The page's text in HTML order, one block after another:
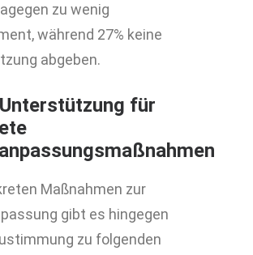
zu wenig
während 27% keine
abgeben.
für
Maßnahmen zur
gibt es hingegen
zu folgenden